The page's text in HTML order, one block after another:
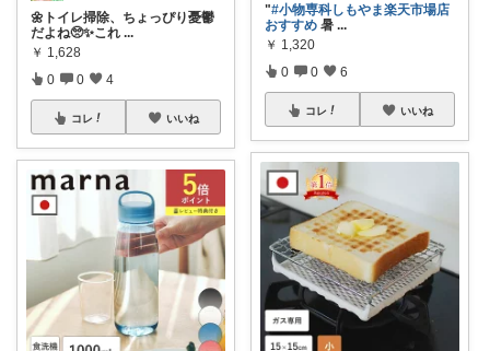
🌼トイレ掃除、ちょっぴり憂鬱
だよね🥺✨これ ...
￥ 1,628
0 0 4
コレ いいね
"#小物専科しもやま楽天市場店
おすすめ 暑 ...
￥ 1,320
0 0 6
コレ いいね